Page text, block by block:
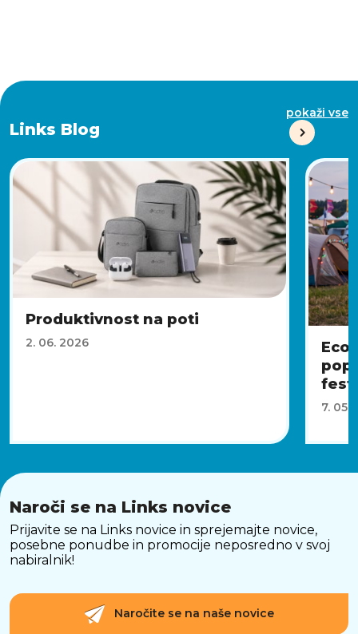
Links Blog
pokaži vse
Produktivnost na poti
2. 06. 2026
7. 05.
Naroči se na Links novice
Prijavite se na Links novice in sprejemajte novice,
posebne ponudbe in promocije neposredno v svoj
nabiralnik!
Naročite se na naše novice